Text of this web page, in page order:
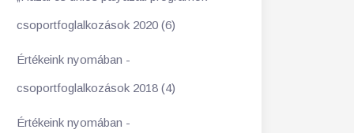
csoportfoglalkozások 2020 (6)
Értékeink nyomában -
csoportfoglalkozások 2018 (4)
Értékeink nyomában -